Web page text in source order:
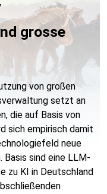
grosse
von großen
setzt an
die auf Basis von
sich empirisch damit
neue
sind eine LLM-
zu KI in Deutschland